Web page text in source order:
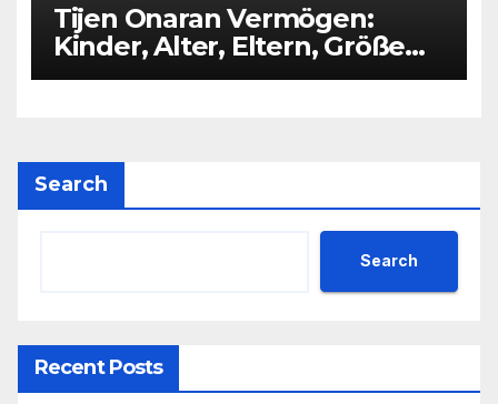
Tijen Onaran Vermögen:
Kinder, Alter, Eltern, Größe
Partner
Search
Search
Recent Posts